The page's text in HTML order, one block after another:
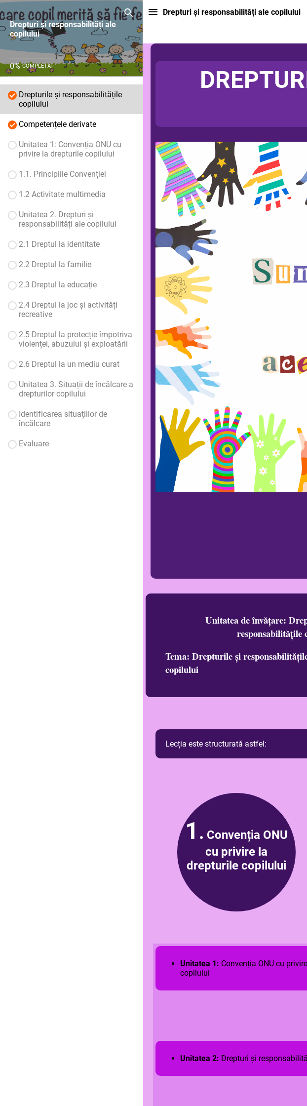
Drepturi și responsabilități ale
copilului
0%COMPLETAT
Drepturile și responsabilitățile
copilului
Competențele derivate
Unitatea 1: Convenția ONU cu
privire la drepturile copilului
1.1. Principiile Convenției
1.2 Activitate multimedia
Unitatea 2. Drepturi și
responsabilități ale copilului
2.1 Dreptul la identitate
2.2 Dreptul la familie
2.3 Dreptul la educație
2.4 Dreptul la joc și activități
recreative
2.5 Dreptul la protecție împotriva
violenței, abuzului și exploatării
2.6 Dreptul la un mediu curat
Unitatea 3. Situații de încălcare a
drepturilor copilului
Identificarea situațiilor de
încălcare
Evaluare
Drepturi și responsabilități ale copilului
Unitatea de învățare:
responsabilitățile
Tema: Drepturile și
copilului
Lecția este structurată astfel:
1 . Convenția ONU
cu privire la
drepturile copilului
Unitatea 1: Convenția ONU cu
copilului
Unitatea 2: Drepturi și